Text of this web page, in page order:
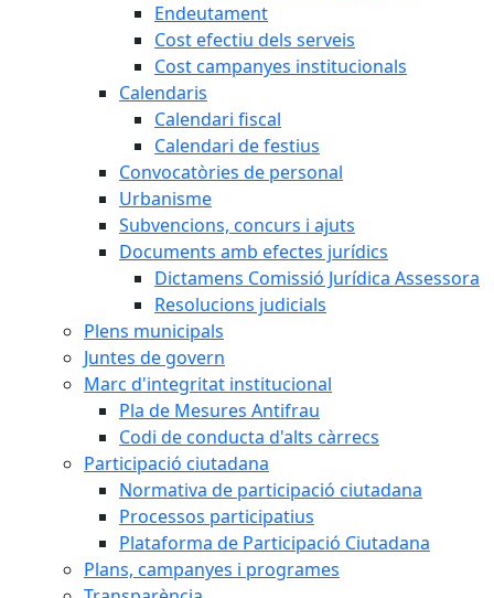
Endeutament
Cost efectiu dels serveis
Cost campanyes institucionals
Calendaris
Calendari fiscal
Calendari de festius
Convocatòries de personal
Urbanisme
Subvencions, concurs i ajuts
Documents amb efectes jurídics
Dictamens Comissió Jurídica Assessora
Resolucions judicials
Plens municipals
Juntes de govern
Marc d'integritat institucional
Pla de Mesures Antifrau
Codi de conducta d'alts càrrecs
Participació ciutadana
Normativa de participació ciutadana
Processos participatius
Plataforma de Participació Ciutadana
Plans, campanyes i programes